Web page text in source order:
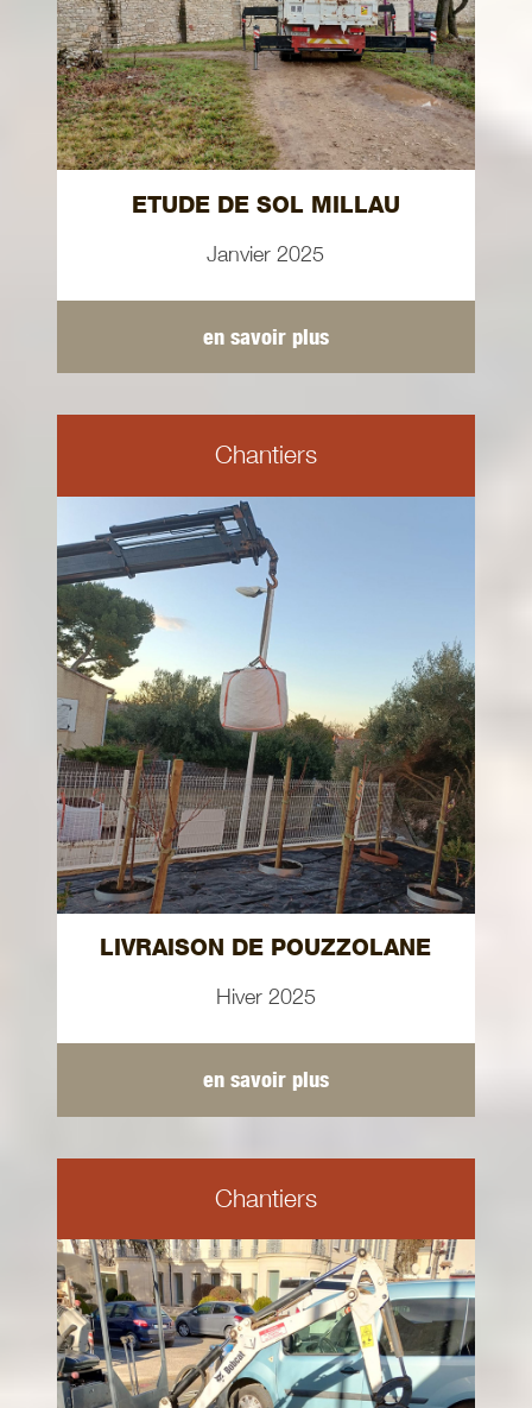
ETUDE DE SOL MILLAU
Janvier 2025
en savoir plus
Chantiers
LIVRAISON DE POUZZOLANE
Hiver 2025
en savoir plus
Chantiers